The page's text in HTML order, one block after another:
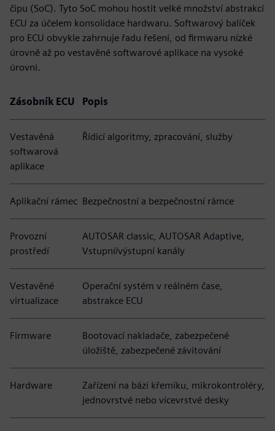
čipu (SoC). Tyto SoC mohou hostit velké množství abstrakcí
ECU za účelem konsolidace hardwaru. Softwarový balíček
pro ECU obvykle zahrnuje řadu řešení, od firmwaru nízké
úrovně až po vestavěné softwarové aplikace na vysoké
úrovni.
Zásobník ECU Popis
Vestavěná
softwarová
aplikace
Řídicí algoritmy, zpracování, služby
Aplikační rámec Bezpečnostní a bezpečnostní rámce
Provozní
prostředí
AUTOSAR classic, AUTOSAR Adaptive,
Vstupní/výstupní kanály
Vestavěné
virtualizace
Operační systém v reálném čase,
abstrakce ECU
Firmware
Bootovací nakladače, zabezpečené
úložiště, zabezpečené závitování
Hardware
Zařízení na bázi křemíku, mikrokontroléry,
jednovrstvé nebo vícevrstvé desky